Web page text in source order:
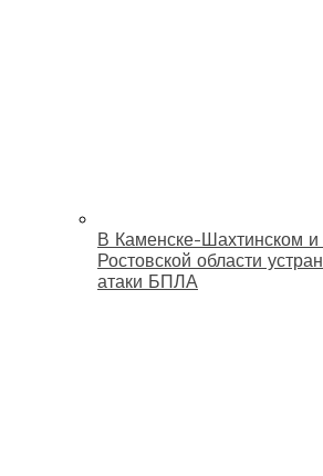
В Каменске-Шахтинском
Ростовской области
атаки БПЛА